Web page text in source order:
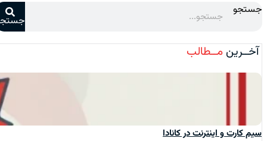
جستجو
جستجو
آخــرینمــطالب
سیم‌ کارت و اینترنت در کانادا